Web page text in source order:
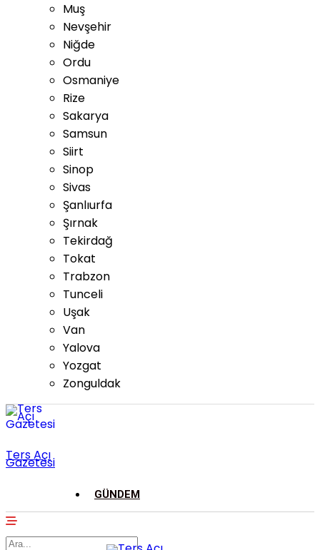
Muş
Nevşehir
Niğde
Ordu
Osmaniye
Rize
Sakarya
Samsun
Siirt
Sinop
Sivas
Şanlıurfa
Şırnak
Tekirdağ
Tokat
Trabzon
Tunceli
Uşak
Van
Yalova
Yozgat
Zonguldak
Ters Açı
Gazetesi
GÜNDEM